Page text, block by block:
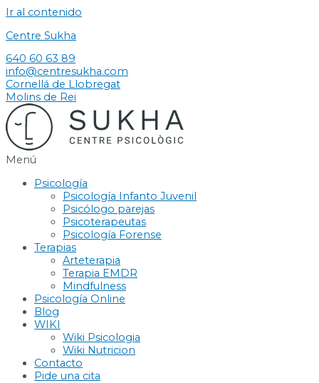
Ir al contenido
Centre Sukha
640 60 63 89
info@centresukha.com
Cornellá de Llobregat
Molins de Rei
Menú
Psicología
Psicología Infanto Juvenil
Psicólogo parejas
Psicoterapeutas
Psicología Forense
Terapias
Arteterapia
Terapia EMDR
Mindfulness
Psicología Online
Blog
WIKI
Wiki Psicologia
Wiki Nutricion
Contacto
Pide una cita